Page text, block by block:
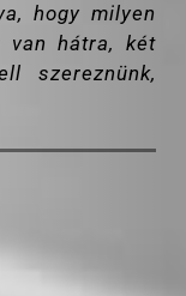
hogy milyen
van hátra, két
szereznünk,